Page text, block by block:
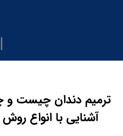
ترمیم دندان چیست و
آشنایی با انواع